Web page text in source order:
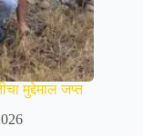
मुद्देमाल जप्त